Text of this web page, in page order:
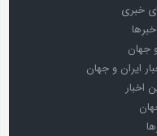
خبری
جهان
ایران و جهان